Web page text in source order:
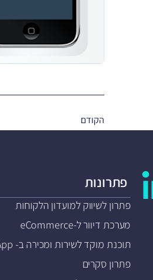
הקודם
פתרונות
פתרון לשיווק למועדון הלקוחות
מערכת דיוור ל-eCommerce
תוכנת מוקד לשירות ומכירה ב- WhatsApp
פתרון סקרים